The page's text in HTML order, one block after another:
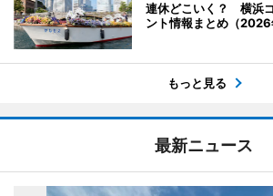
連休どこいく？ 横浜
ント情報まとめ（2026
もっと見る
最新ニュース